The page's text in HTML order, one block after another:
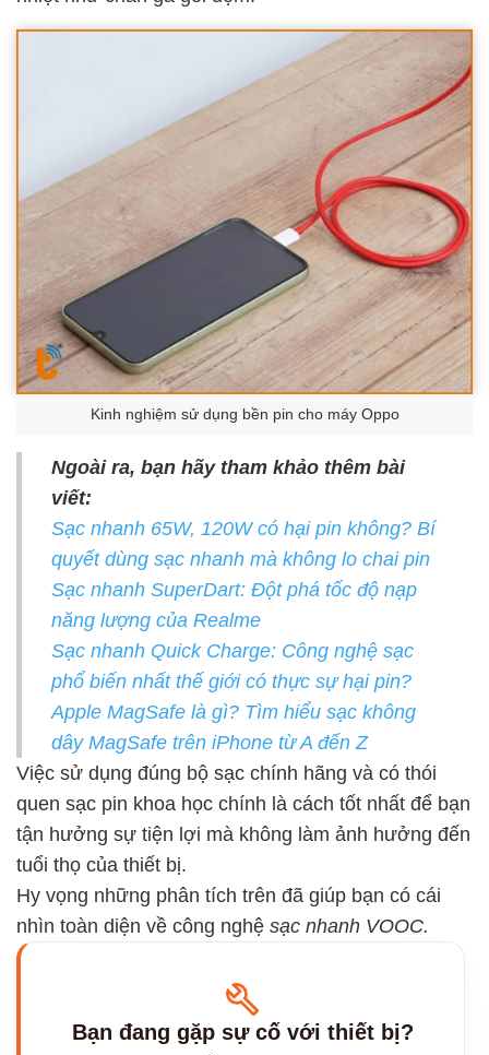
Kinh nghiệm sử dụng bền pin cho máy Oppo
Ngoài ra, bạn hãy tham khảo thêm bài
viết:
Sạc nhanh 65W, 120W có hại pin không? Bí
quyết dùng sạc nhanh mà không lo chai pin
Sạc nhanh SuperDart: Đột phá tốc độ nạp
năng lượng của Realme
Sạc nhanh Quick Charge: Công nghệ sạc
phổ biến nhất thế giới có thực sự hại pin?
Apple MagSafe là gì? Tìm hiểu sạc không
dây MagSafe trên iPhone từ A đến Z
Việc sử dụng đúng bộ sạc chính hãng và có thói
quen sạc pin khoa học chính là cách tốt nhất để bạn
tận hưởng sự tiện lợi mà không làm ảnh hưởng đến
tuổi thọ của thiết bị.
Hy vọng những phân tích trên đã giúp bạn có cái
nhìn toàn diện về công nghệ sạc nhanh VOOC.
Bạn đang gặp sự cố với thiết bị?